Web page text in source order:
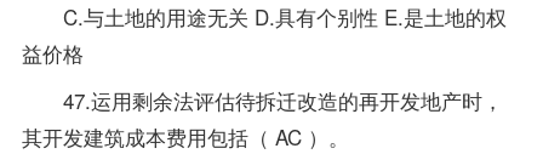
C.与土地的用途无关 D.具有个别性 E.是土地的权
益价格
47.运用剩余法评估待拆迁改造的再开发地产时，
其开发建筑成本费用包括（ AC ）。